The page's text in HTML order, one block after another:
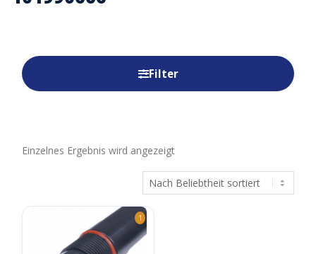
Filter
Einzelnes Ergebnis wird angezeigt
1